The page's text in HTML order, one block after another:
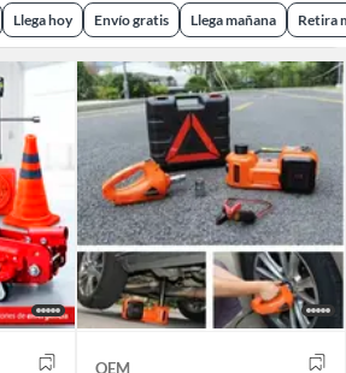
Llega hoy Envío gratis Llega mañana Retira
OEM